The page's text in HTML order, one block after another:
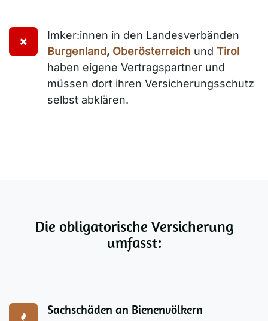
Imker:innen in den Landesverbänden
Burgenland, Oberösterreich und Tirol
haben eigene Vertragspartner und
müssen dort ihren Versicherungsschutz
selbst abklären.
Die obligatorische Versicherung
umfasst:
Sachschäden an Bienenvölkern